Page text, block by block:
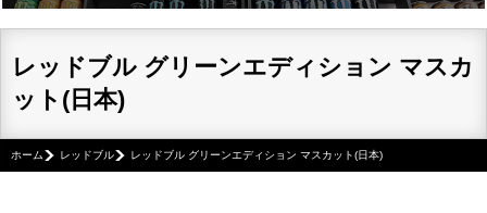
レッドブル グリーンエディション マスカ
ット(日本)
ホーム レッドブル レッドブル グリーンエディション マスカット(日本)